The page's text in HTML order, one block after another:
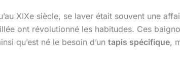
XIXe siècle, se laver était souvent une
ont révolutionné les habitudes. Ces
qu’est né le besoin d’un tapis spécifique,